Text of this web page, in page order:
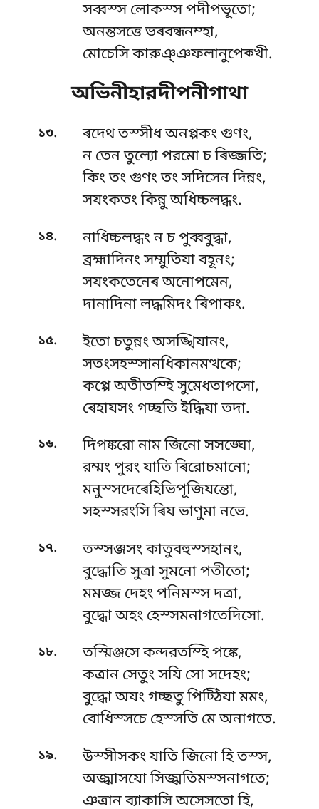
সব্বস্স লোকস্স পদীপভূতো;
অনন্তসত্তে ভৰবন্ধনম্হা,
মোচেসি কারুঞ্ঞফলানুপেক্খী.
অভিনীহারদীপনীগাথা
১৩.
ৰদেথ তস্সীধ অনপ্পকং গুণং,
ন তেন তুল্যো পরমো চ ৰিজ্জতি;
কিং তং গুণং তং সদিসেন দিন্নং,
সযংকতং কিন্নু অধিচ্চলদ্ধং.
১৪.
নাধিচ্চলদ্ধং ন চ পুব্ববুদ্ধা,
ব্রহ্মাদিনং সম্মুতিযা বহূনং;
সযংকতেনেৰ অনোপমেন,
দানাদিনা লদ্ধমিদং ৰিপাকং.
১৫.
ইতো চতুন্নং অসঙ্খিযানং,
সতংসহস্সানধিকানমত্থকে;
কপ্পে অতীতম্হি সুমেধতাপসো,
ৰেহাযসং গচ্ছতি ইদ্ধিযা তদা.
১৬.
দিপঙ্করো নাম জিনো সসঙ্ঘো,
রম্মং পুরং যাতি ৰিরোচমানো;
মনুস্সদেৰেহিভিপূজিযন্তো,
সহস্সরংসি ৰিয ভাণুমা নভে.
১৭.
তস্সঞ্জসং কাতুবহুস্সহানং,
বুদ্ধোতি সুত্ৰা সুমনো পতীতো;
মমজ্জ দেহং পনিমস্স দত্ৰা,
বুদ্ধো অহং হেস্সমনাগতেদিসো.
১৮.
তস্মিঞ্জসে কন্দরতম্হি পঙ্কে,
কত্ৰান সেতুং সযি সো সদেহং;
বুদ্ধো অযং গচ্ছতু পিট্ঠিযা মমং,
বোধিস্সচে হেস্সতি মে অনাগতে.
১৯.
উস্সীসকং যাতি জিনো হি তস্স,
অজ্ঝাসযো সিজ্ঝতিমস্সনাগতে;
ঞত্ৰান ব্যাকাসি অসেসতো হি,